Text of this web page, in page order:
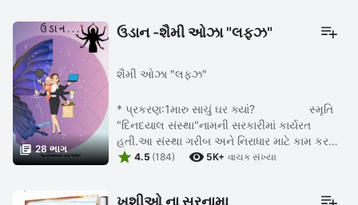
 28 ભાગ
ઉડાન -શૈમી ઓઝા "લફ્ઝ"
શૈમી ઓઝા "લફઝ"
* પ્રકરણ:1મારુ સાચું ઘર ક્યાં? સ્મૃતિ
"દિનદયાલ સંસ્થા"નામની સરકારીમાં કાર્યરત
હતી.આ સંસ્થા ગરીબ અને નિરાધાર માટે કામ કરતી
હતી.ત્યાં તેને પોતાની મહેનત અને આવડતથી
 4.5 (184)  5K+ વાચક સંખ્યા
ખુશીઓ ના સરનામા